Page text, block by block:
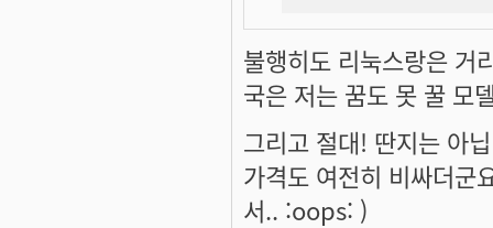
불행히도 리눅스랑은 거
국은 저는 꿈도 못 꿀 모
그리고 절대! 딴지는 아
가격도 여전히 비싸더군
서.. :oops: )